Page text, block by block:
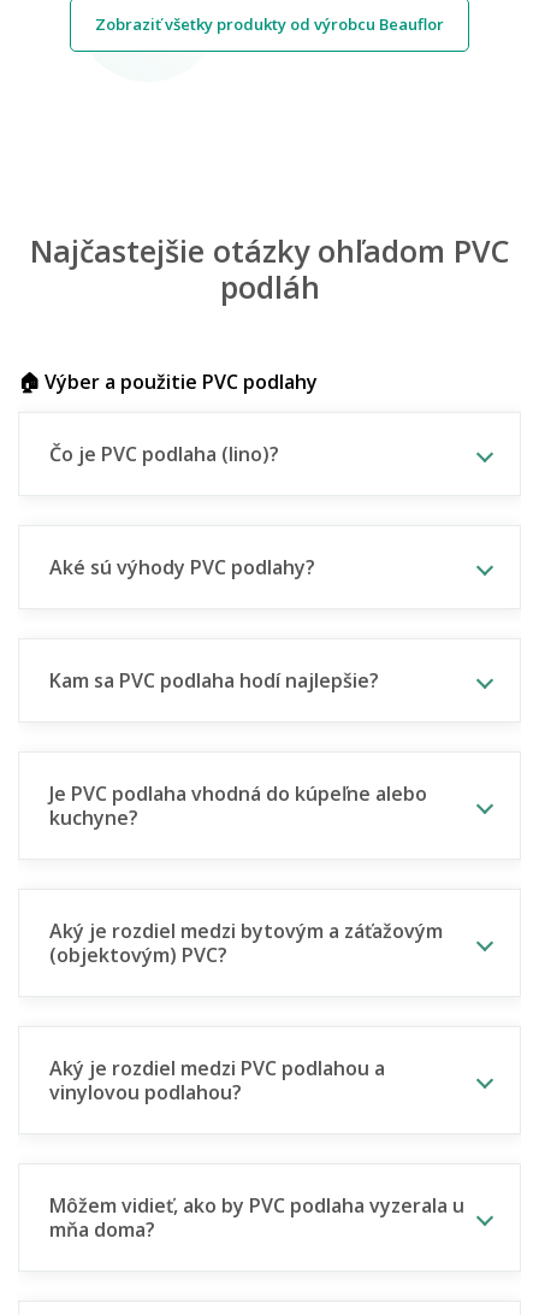
Zobraziť všetky produkty od výrobcu Beauflor
Najčastejšie otázky ohľadom PVC
podláh
🏠 Výber a použitie PVC podlahy
Čo je PVC podlaha (lino)?
Aké sú výhody PVC podlahy?
Kam sa PVC podlaha hodí najlepšie?
Je PVC podlaha vhodná do kúpeľne alebo
kuchyne?
Aký je rozdiel medzi bytovým a záťažovým
(objektovým) PVC?
Aký je rozdiel medzi PVC podlahou a
vinylovou podlahou?
Môžem vidieť, ako by PVC podlaha vyzerala u
mňa doma?